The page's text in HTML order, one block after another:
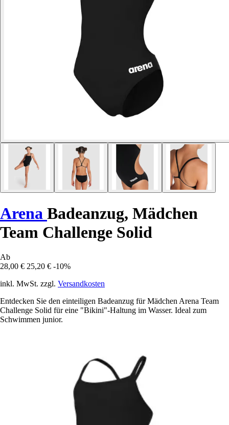
Arena Badeanzug, Mädchen
Team Challenge Solid
Ab
28,00 € 25,20 € -10%
inkl. MwSt. zzgl. Versandkosten
Entdecken Sie den einteiligen Badeanzug für Mädchen Arena Team
Challenge Solid für eine "Bikini"-Haltung im Wasser. Ideal zum
Schwimmen junior.